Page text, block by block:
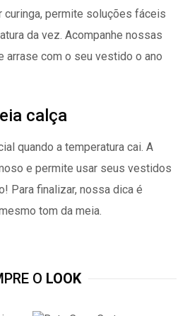
curinga, permite soluções fáceis
da vez. Acompanhe nossas
arrase com o seu vestido o ano
calça
quando a temperatura cai. A
e permite usar seus vestidos
Para finalizar, nossa dica é
tom da meia.
O LOOK